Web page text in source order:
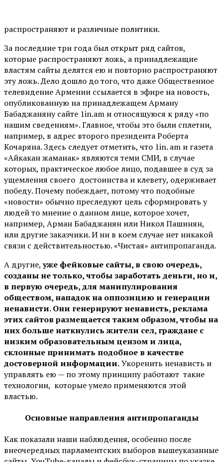
распространяют и различные политики.
За последние три года был открыт ряд сайтов,
которые распространяют ложь, а принадлежащие
властям сайты делятся ею и повторно распространяют
эту ложь. Дело дошло до того, что даже Общественное
телевидение Армении ссылается в эфире на новость,
опубликованную на принадлежащем Арману
Бабаджаняну сайте 1in.am и относящуюся к ряду «по
нашим сведениям». Главное, чтобы это были сплетни,
например, в адрес второго президента Роберта
Кочаряна. Здесь следует отметить, что 1in. am и газета
«Айкакан жаманак» являются теми СМИ, в случае
которых, практическое любое лицо, подавшее в суд за
ущемления своего достоинства и клевету, одерживает
победу. Почему побеждает, потому что подобные
«новости» обычно преследуют цель сформировать у
людей то мнение о данном лице, которое хочет,
например, Арман Бабаджанян или Никол Пашинян,
или другие заказчики. И ни в коем случае нет никакой
связи с действительностью. «Чистая» антипропаганда.
А другие,уже фейковые сайты, в свою очередь,
созданы не только, чтобы заработать деньги, но и,
в первую очередь, для манипулирования
обществом, нападок на оппозицию и генерации
ненависти. Они генерируют ненависть, реклама
этих сайтов размещается таким образом, чтобы на
них больше наткнулись жители сел, граждане с
низким образовательным цензом и лица,
склонные принимать подобное в качестве
достоверной информации.Укоренить ненависть и
управлять ею — по этому принципу работают такие
технологии, которые умело применяются этой
властью.
Основные направления антипропаганды
Как показали наши наблюдения, особенно после
внеочередных парламентских выборов вышеуказанные